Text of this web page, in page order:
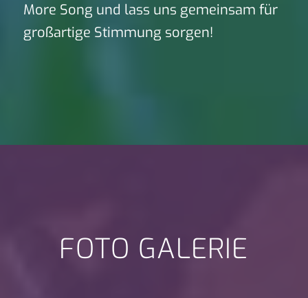
More Song und lass uns gemeinsam für
großartige Stimmung sorgen!
FOTO GALERIE